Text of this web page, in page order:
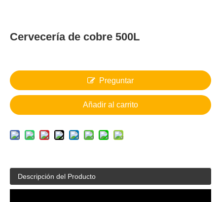
Cervecería de cobre 500L
Preguntar
Añadir al carrito
Descripción del Producto